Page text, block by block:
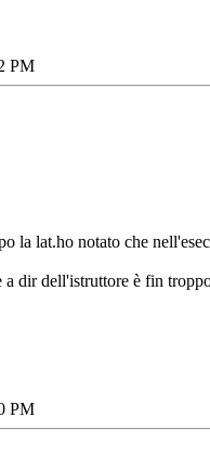
PM
la lat.ho notato che
a dir dell'istruttore è fin
PM